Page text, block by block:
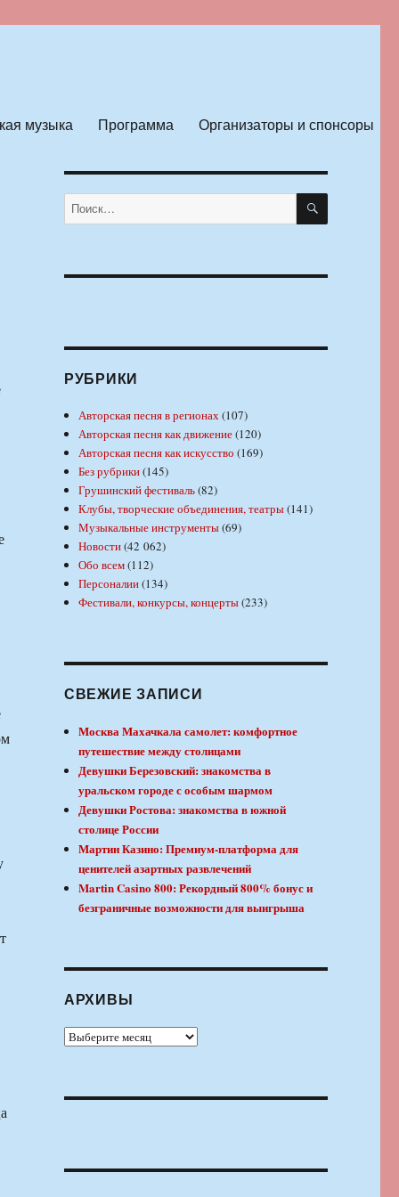
музыка Программа Организаторы и спонсоры
Искать: ПОИСК
РУБРИКИ
Авторская песня в регионах(107)
Авторская песня как движение(120)
Авторская песня как искусство (169)
Без рубрики(145)
Грушинский фестиваль(82)
Клубы, творческие объединения, театры(141)
Музыкальные инструменты(69)
Новости(42 062)
Обо всем(112)
Персоналии(134)
Фестивали, конкурсы, концерты(233)
СВЕЖИЕ ЗАПИСИ
Москва Махачкала самолет: комфортное
путешествие между столицами
Девушки Березовский: знакомства в
уральском городе с особым шармом
Девушки Ростова: знакомства в южной
столице России
Мартин Казино: Премиум-платформа для
ценителей азартных развлечений
Martin Casino 800: Рекордный 800% бонус и
безграничные возможности для выигрыша
АРХИВЫ
Архивы